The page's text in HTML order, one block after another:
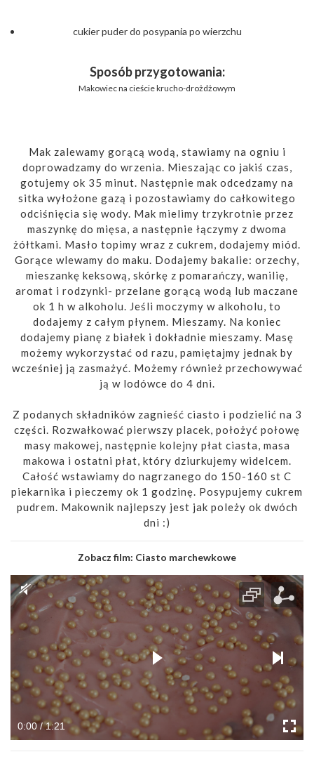
cukier puder do posypania po wierzchu
Sposób przygotowania:
Makowiec na cieście krucho-drożdżowym
Mak zalewamy gorącą wodą, stawiamy na ogniu i
doprowadzamy do wrzenia. Mieszając co jakiś czas,
gotujemy ok 35 minut. Następnie mak odcedzamy na
sitka wyłożone gazą i pozostawiamy do całkowitego
odciśnięcia się wody. Mak mielimy trzykrotnie przez
maszynkę do mięsa, a następnie łączymy z dwoma
żółtkami. Masło topimy wraz z cukrem, dodajemy miód.
Gorące wlewamy do maku. Dodajemy bakalie: orzechy,
mieszankę keksową, skórkę z pomarańczy, wanilię,
aromat i rodzynki- przelane gorącą wodą lub maczane
ok 1 h w alkoholu. Jeśli moczymy w alkoholu, to
dodajemy z całym płynem. Mieszamy. Na koniec
dodajemy pianę z białek i dokładnie mieszamy. Masę
możemy wykorzystać od razu, pamiętajmy jednak by
wcześniej ją zasmażyć. Możemy również przechowywać
ją w lodówce do 4 dni.
Z podanych składników zagnieść ciasto i podzielić na 3
części. Rozwałkować pierwszy placek, położyć połowę
masy makowej, następnie kolejny płat ciasta, masa
makowa i ostatni płat, który dziurkujemy widelcem.
Całość wstawiamy do nagrzanego do 150-160 st C
piekarnika i pieczemy ok 1 godzinę. Posypujemy cukrem
pudrem. Makownik najlepszy jest jak poleży ok dwóch
dni :)
Zobacz film: Ciasto marchewkowe
0:00 / 1:21